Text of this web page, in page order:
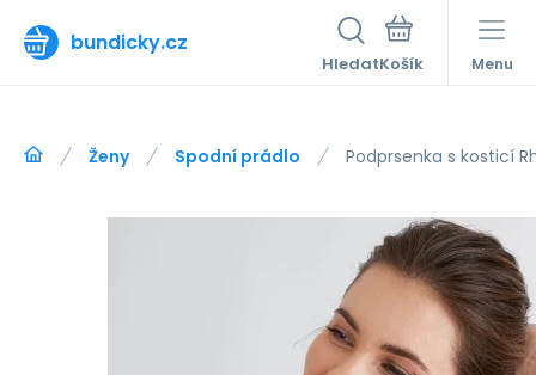
bundicky.cz
Hledat Menu
Ženy Spodní prádlo Podprsenka s kosticí